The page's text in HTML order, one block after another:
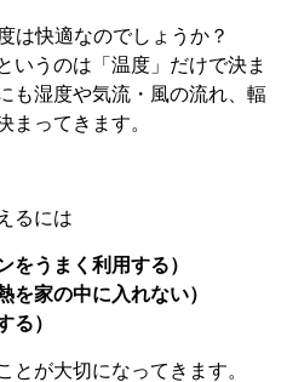
は快適なのでしょうか？
いうのは「温度」だけで決ま
も湿度や気流・風の流れ、輻
まってきます。
るには
をうまく利用する）
を家の中に入れない）
る）
とが大切になってきます。